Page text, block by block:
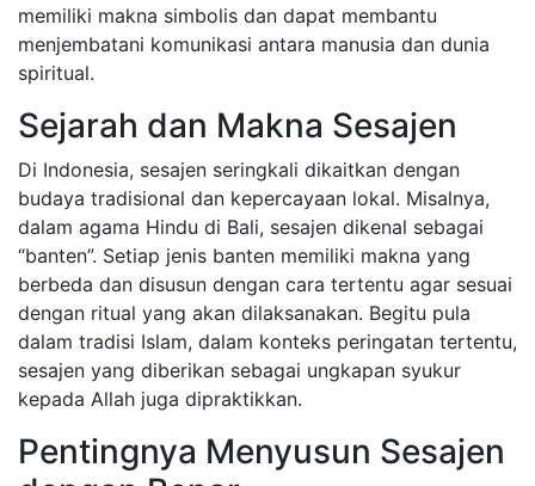
memiliki makna simbolis dan dapat membantu
menjembatani komunikasi antara manusia dan dunia
spiritual.
Sejarah dan Makna Sesajen
Di Indonesia, sesajen seringkali dikaitkan dengan
budaya tradisional dan kepercayaan lokal. Misalnya,
dalam agama Hindu di Bali, sesajen dikenal sebagai
“banten”. Setiap jenis banten memiliki makna yang
berbeda dan disusun dengan cara tertentu agar sesuai
dengan ritual yang akan dilaksanakan. Begitu pula
dalam tradisi Islam, dalam konteks peringatan tertentu,
sesajen yang diberikan sebagai ungkapan syukur
kepada Allah juga dipraktikkan.
Pentingnya Menyusun Sesajen